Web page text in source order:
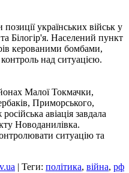
позиції українських військ у
Білогір'я. Населений пункт
керованими бомбами,
над ситуацією.
Малої Токмачки,
Приморського,
авіація завдала
Новоданилівка.
ситуацію та
| Теги: політика, війна, рф